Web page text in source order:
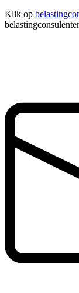
Klik op